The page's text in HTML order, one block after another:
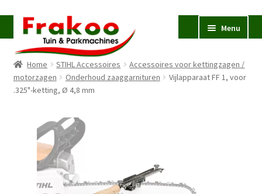
Ga
door
naar
navigatie
Ga
naar
de
inhoud
Menu
Homepage
Verkoop en Reparatie
STIHL
Accessoires
Contact
Home STIHL Accessoires
Accessoires voor kettingzagen /
motorzagen
Onderhoud zaaggarnituren
Vijlapparaat FF 1, voor
.325"-ketting, Ø 4,8 mm